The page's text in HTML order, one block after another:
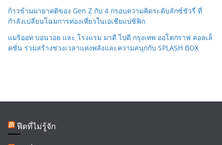
ก้าวข้ามมายาคติของ Gen Z กับ 4 กรอบความคิดระดับลักซ์ชัวรี่ ที่
กำลังเปลี่ยนโฉมการท่องเที่ยวในเอเชียแปซิฟิก
แมริออท บอนวอย และ โรงแรม มาดี ไปดี กรุงเทพ ออโตกราฟ คอลเล็
คชั่น ร่วมสร้างช่วงเวลาแห่งพลังและความสนุกกับ SPLASH BOX
ฟีดที่ไม่รู้จัก